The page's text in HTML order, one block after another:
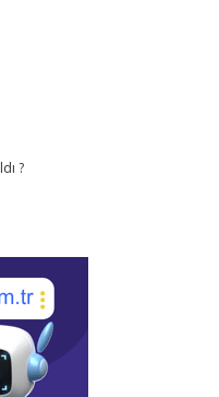
?